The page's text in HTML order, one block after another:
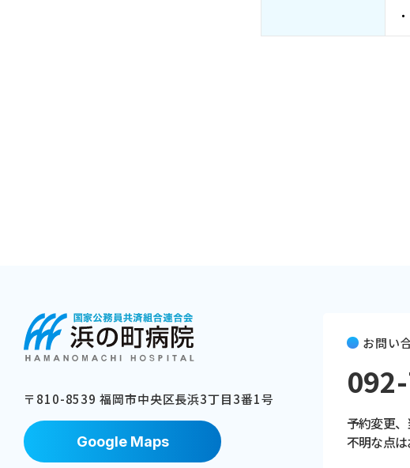
〒810-8539 福岡市中央区⻑浜3丁⽬3番1号
Google Maps
お問い
予約変更
不明な点は